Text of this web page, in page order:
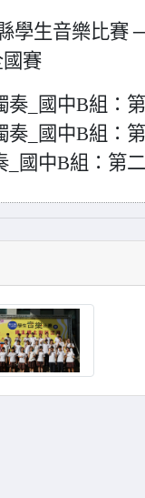
學生音樂比賽
賽
_國中B組：
_國中B組：
國中B組：第